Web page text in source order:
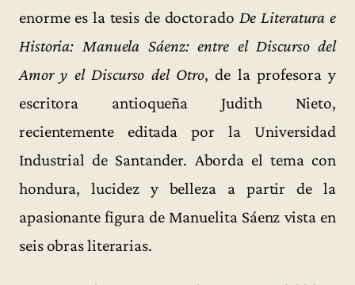
enorme es la tesis de doctorado De Literatura e
Historia: Manuela Sáenz: entre el Discurso del
Amor y el Discurso del Otro, de la profesora y
escritora antioqueña Judith Nieto,
recientemente editada por la Universidad
Industrial de Santander. Aborda el tema con
hondura, lucidez y belleza a partir de la
apasionante figura de Manuelita Sáenz vista en
seis obras literarias.